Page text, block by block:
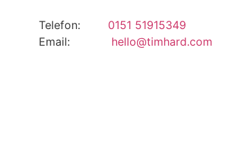
Telefon: 0151 51915349
Email: hello@timhard.com